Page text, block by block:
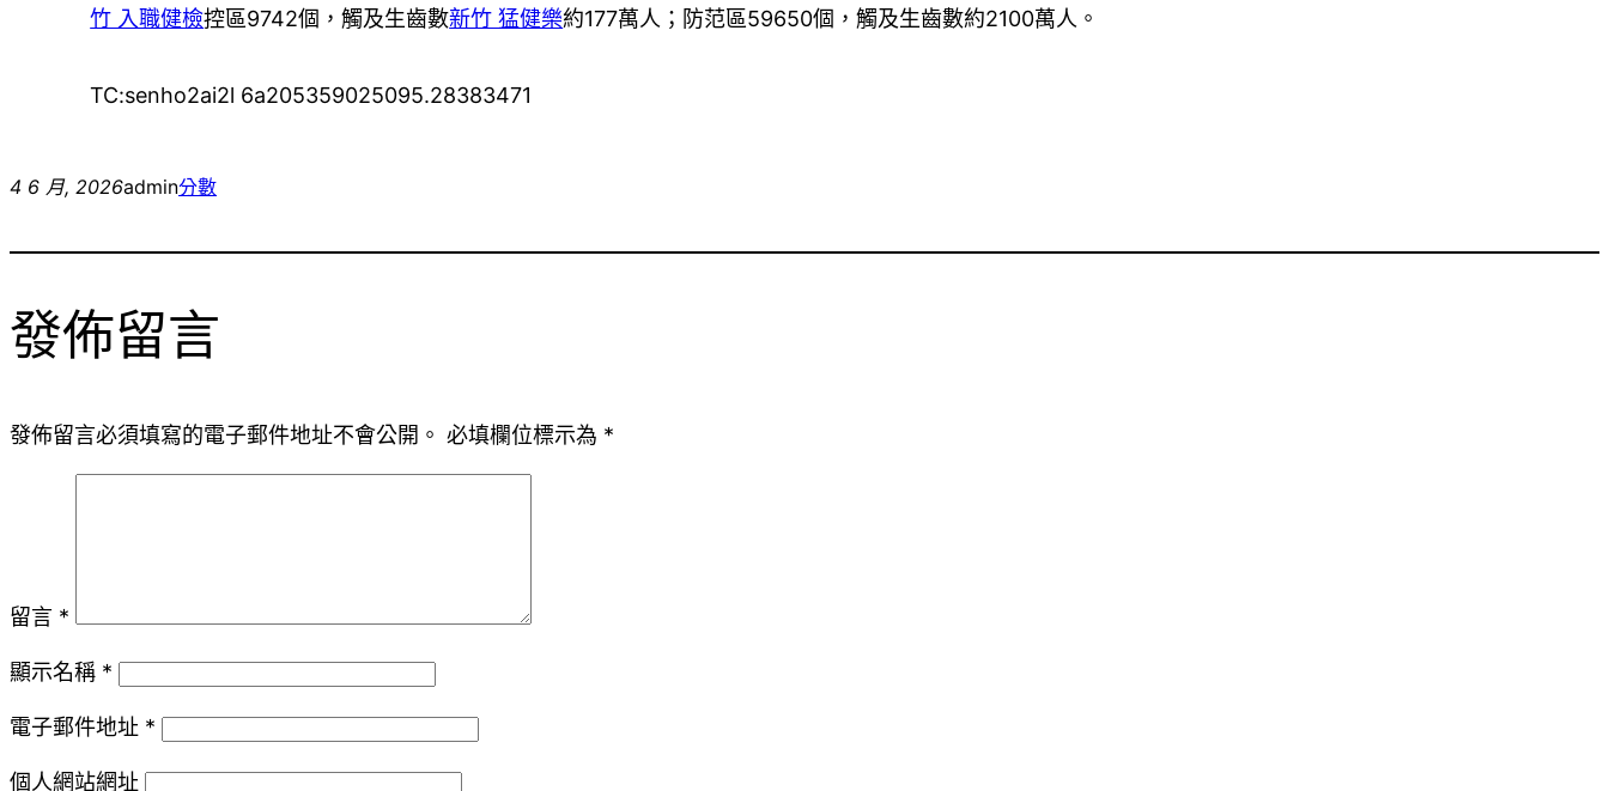
竹 入職健檢控區9742個，觸及生齒數新竹 猛健樂約177萬人；防范區59650個，觸及生齒數約2100萬人。
TC:senho2ai2l 6a205359025095.28383471
4 6 月, 2026admin分數
發佈留言
發佈留言必須填寫的電子郵件地址不會公開。 必填欄位標示為 *
留言 *
顯示名稱 *
電子郵件地址 *
個人網站網址